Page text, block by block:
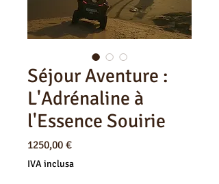
Séjour Aventure :
L'Adrénaline à
l'Essence Souirie
1250,00 €Prezzo
IVA inclusa